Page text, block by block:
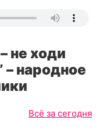
не ходи
– народное
Всё за сегодня